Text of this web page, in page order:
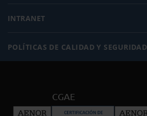
INTRANET
POLÍTICAS DE CALIDAD Y SEGURIDAD
CGAE